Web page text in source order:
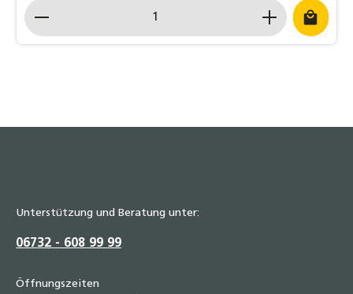
Produkt Anzahl: Gib den gewünschten Wert
Unterstützung und Beratung unter:
06732 - 608 99 99
Öffnungszeiten